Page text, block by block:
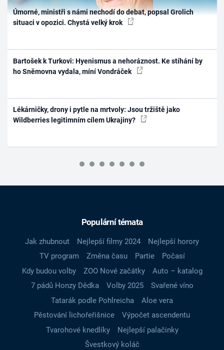
Úmorné, ministři s námi nechodí do debat, popsal Grolich
situaci v opozici. Chystá velký krok
Bartošek k Turkovi: Hyenismus a nehoráznost. Ke stíhání by
ho Sněmovna vydala, míní Vondráček
Lékárničky, drony i pytle na mrtvoly: Jsou tržiště jako
Wildberries legitimním cílem Ukrajiny?
Populární témata
Jak zhubnout Nejlepší filmy 2024
Nejlepší horory
TV program
Změna času Partie
Počasí
Kdy budou volby
ZOO Nové začátky
Auto – katalog
7 pádů Honzy Dědka
Volby 2025
Svařené víno
Tatarák podle Pohlreicha
Aloe vera
Pěstování lichořeřišnice
Výpočet ascendentu
Tvarohové knedlíky
Nejlepší palačinky
Švestkový koláč